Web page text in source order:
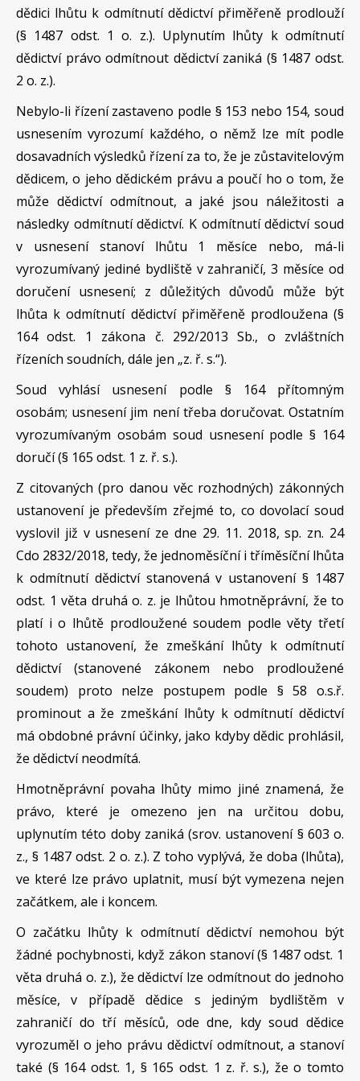
dědici lhůtu k odmítnutí dědictví přiměřeně prodlouží
(§ 1487 odst. 1 o. z.). Uplynutím lhůty k odmítnutí
dědictví právo odmítnout dědictví zaniká (§ 1487 odst.
2 o. z.).
Nebylo-li řízení zastaveno podle § 153 nebo 154, soud
usnesením vyrozumí každého, o němž lze mít podle
dosavadních výsledků řízení za to, že je zůstavitelovým
dědicem, o jeho dědickém právu a poučí ho o tom, že
může dědictví odmítnout, a jaké jsou náležitosti a
následky odmítnutí dědictví. K odmítnutí dědictví soud
v usnesení stanoví lhůtu 1 měsíce nebo, má-li
vyrozumívaný jediné bydliště v zahraničí, 3 měsíce od
doručení usnesení; z důležitých důvodů může být
lhůta k odmítnutí dědictví přiměřeně prodloužena (§
164 odst. 1 zákona č. 292/2013 Sb., o zvláštních
řízeních soudních, dále jen „z. ř. s.“).
Soud vyhlásí usnesení podle § 164 přítomným
osobám; usnesení jim není třeba doručovat. Ostatním
vyrozumívaným osobám soud usnesení podle § 164
doručí (§ 165 odst. 1 z. ř. s.).
Z citovaných (pro danou věc rozhodných) zákonných
ustanovení je především zřejmé to, co dovolací soud
vyslovil již v usnesení ze dne 29. 11. 2018, sp. zn. 24
Cdo 2832/2018, tedy, že jednoměsíční i tříměsíční lhůta
k odmítnutí dědictví stanovená v ustanovení § 1487
odst. 1 věta druhá o. z. je lhůtou hmotněprávní, že to
platí i o lhůtě prodloužené soudem podle věty třetí
tohoto ustanovení, že zmeškání lhůty k odmítnutí
dědictví (stanovené zákonem nebo prodloužené
soudem) proto nelze postupem podle § 58 o.s.ř.
prominout a že zmeškání lhůty k odmítnutí dědictví
má obdobné právní účinky, jako kdyby dědic prohlásil,
že dědictví neodmítá.
Hmotněprávní povaha lhůty mimo jiné znamená, že
právo, které je omezeno jen na určitou dobu,
uplynutím této doby zaniká (srov. ustanovení § 603 o.
z., § 1487 odst. 2 o. z.). Z toho vyplývá, že doba (lhůta),
ve které lze právo uplatnit, musí být vymezena nejen
začátkem, ale i koncem.
O začátku lhůty k odmítnutí dědictví nemohou být
žádné pochybnosti, když zákon stanoví (§ 1487 odst. 1
věta druhá o. z.), že dědictví lze odmítnout do jednoho
měsíce, v případě dědice s jediným bydlištěm v
zahraničí do tří měsíců, ode dne, kdy soud dědice
vyrozuměl o jeho právu dědictví odmítnout, a stanoví
také (§ 164 odst. 1, § 165 odst. 1 z. ř. s.), že o tomto